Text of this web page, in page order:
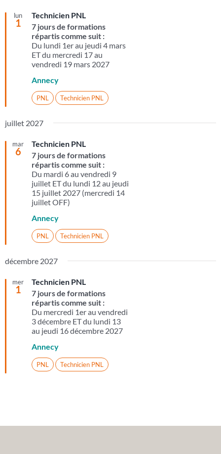
lun
1
Technicien PNL
7 jours de formations
répartis comme suit :
Du lundi 1er au jeudi 4 mars
ET du mercredi 17 au
vendredi 19 mars 2027
Annecy
PNL Technicien PNL
juillet 2027
mar
6
Technicien PNL
7 jours de formations
répartis comme suit :
Du mardi 6 au vendredi 9
juillet ET du lundi 12 au jeudi
15 juillet 2027 (mercredi 14
juillet OFF)
Annecy
PNL Technicien PNL
décembre 2027
mer
1
Technicien PNL
7 jours de formations
répartis comme suit :
Du mercredi 1er au vendredi
3 décembre ET du lundi 13
au jeudi 16 décembre 2027
Annecy
PNL Technicien PNL